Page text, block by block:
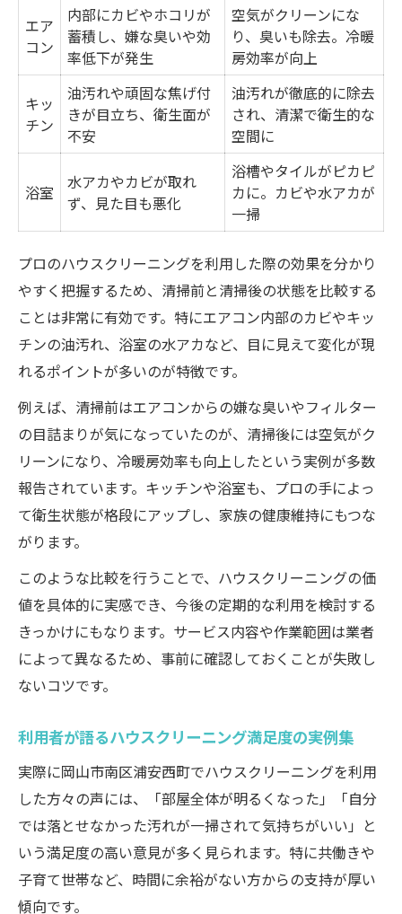
ハウスクリーニングサービス別メリット比
較表
暮らしを変える清掃ルーティンの提案
プロ目線で考える清潔維持のベストプラク
ティス
家事負担を減らす掃除サービスの選び方
ハウスクリーニング選びで重視すべきポイ
ント
忙しい方におすすめの時短清掃オプション
プロに依頼する際のチェックリスト
費用対効果を考えたサービス選定術
掃除効果を高めるプロの秘密と実践ポイント
プロ直伝！ハウスクリーニング効果を最大
化する方法
清掃のビフォーアフター比較表で見る成果
専門家が使うおすすめ掃除道具と活用法
プロが実践する汚れ落としの裏ワザ
エア
コン
内部にカビやホコリが
蓄積し、嫌な臭いや効
率低下が発生
空気がクリーンにな
り、臭いも除去。冷暖
房効率が向上
キッ
チン
油汚れや頑固な焦げ付
きが目立ち、衛生面が
不安
油汚れが徹底的に除去
され、清潔で衛生的な
空間に
浴室
水アカやカビが取れ
ず、見た目も悪化
浴槽やタイルがピカピ
カに。カビや水アカが
一掃
プロのハウスクリーニングを利用した際の効果を分かり
やすく把握するため、清掃前と清掃後の状態を比較する
ことは非常に有効です。特にエアコン内部のカビやキッ
チンの油汚れ、浴室の水アカなど、目に見えて変化が現
れるポイントが多いのが特徴です。
例えば、清掃前はエアコンからの嫌な臭いやフィルター
の目詰まりが気になっていたのが、清掃後には空気がク
リーンになり、冷暖房効率も向上したという実例が多数
報告されています。キッチンや浴室も、プロの手によっ
て衛生状態が格段にアップし、家族の健康維持にもつな
がります。
このような比較を行うことで、ハウスクリーニングの価
値を具体的に実感でき、今後の定期的な利用を検討する
きっかけにもなります。サービス内容や作業範囲は業者
によって異なるため、事前に確認しておくことが失敗し
ないコツです。
利用者が語るハウスクリーニング満足度の実例集
実際に岡山市南区浦安西町でハウスクリーニングを利用
した方々の声には、「部屋全体が明るくなった」「自分
では落とせなかった汚れが一掃されて気持ちがいい」と
いう満足度の高い意見が多く見られます。特に共働きや
子育て世帯など、時間に余裕がない方からの支持が厚い
傾向です。